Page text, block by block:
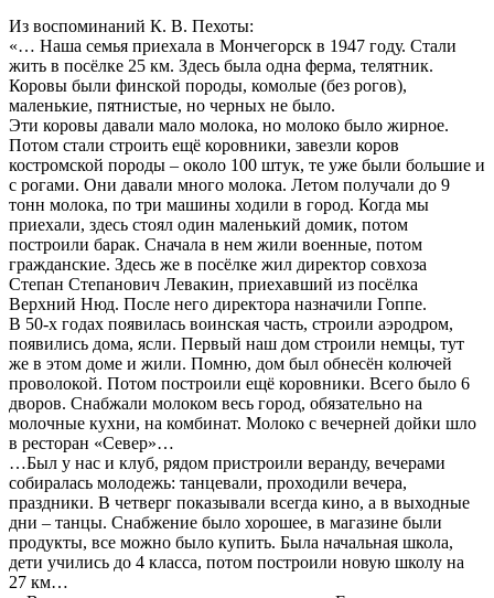
Из воспоминаний К. В. Пехоты:
«… Наша семья приехала в Мончегорск в 1947 году. Стали
жить в посёлке 25 км. Здесь была одна ферма, телятник.
Коровы были финской породы, комолые (без рогов),
маленькие, пятнистые, но черных не было.
Эти коровы давали мало молока, но молоко было жирное.
Потом стали строить ещё коровники, завезли коров
костромской породы – около 100 штук, те уже были большие и
с рогами. Они давали много молока. Летом получали до 9
тонн молока, по три машины ходили в город. Когда мы
приехали, здесь стоял один маленький домик, потом
построили барак. Сначала в нем жили военные, потом
гражданские. Здесь же в посёлке жил директор совхоза
Степан Степанович Левакин, приехавший из посёлка
Верхний Нюд. После него директора назначили Гоппе.
В 50-х годах появилась воинская часть, строили аэродром,
появились дома, ясли. Первый наш дом строили немцы, тут
же в этом доме и жили. Помню, дом был обнесён колючей
проволокой. Потом построили ещё коровники. Всего было 6
дворов. Снабжали молоком весь город, обязательно на
молочные кухни, на комбинат. Молоко с вечерней дойки шло
в ресторан «Север»…
…Был у нас и клуб, рядом пристроили веранду, вечерами
собиралась молодежь: танцевали, проходили вечера,
праздники. В четверг показывали всегда кино, а в выходные
дни – танцы. Снабжение было хорошее, в магазине были
продукты, все можно было купить. Была начальная школа,
дети учились до 4 класса, потом построили новую школу на
27 км…